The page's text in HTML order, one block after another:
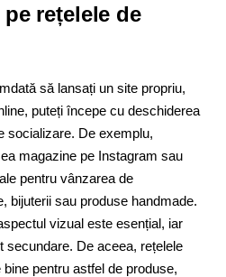
rețelele de
să lansați un site propriu,
puteți începe cu deschiderea
socializare. De exemplu,
magazine pe Instagram sau
pentru vânzarea de
bijuterii sau produse handmade.
vizual este esențial, iar
secundare. De aceea, rețelele
pentru astfel de produse,